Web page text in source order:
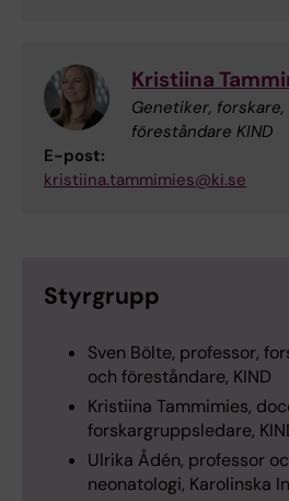
Kristiina
Genetiker, forskare,
föreståndare KIND
E-post:
kristiina.tammimies@ki.se
Styrgrupp
Sven Bölte, professor,
och föreståndare, KIND
Kristiina Tammimies,
forskargruppsledare,
Ulrika Ådén, professor
neonatologi, Karolinska